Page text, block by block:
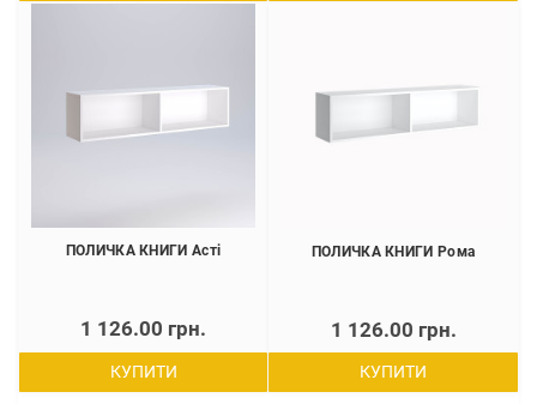
ПОЛИЧКА КНИГИ Асті
1 126.00 грн.
КУПИТИ
ПОЛИЧКА КНИГИ Рома
1 126.00 грн.
КУПИТИ